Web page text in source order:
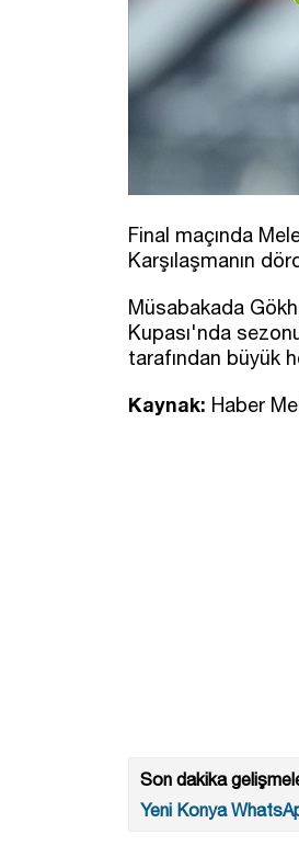
Final maçında
Karşılaşmanın
Müsabakada
Kupası'nda
tarafından büyük
Kaynak: Haber
Son dakika
Yeni Konya